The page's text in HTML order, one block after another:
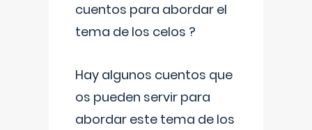
cuentos para abordar el
tema de los celos ?
Hay algunos cuentos que
os pueden servir para
abordar este tema de los